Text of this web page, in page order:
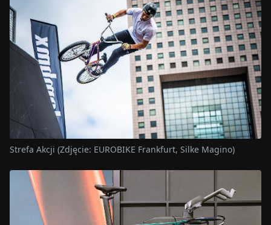
Strefa Akcji (Zdjęcie: EUROBIKE Frankfurt, Silke Magino)